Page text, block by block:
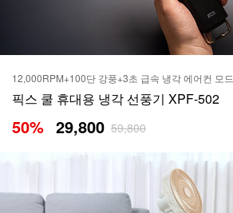
12,000RPM+100단 강풍+3초 급속 냉각 에어컨 모드
픽스 쿨 휴대용 냉각 선풍기 XPF-502
50% 29,800 59,800